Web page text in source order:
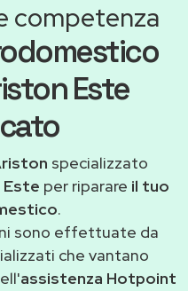
competenza
Este
specializzato
Este per riparare il tuo
.
sono effettuate da
che vantano
assistenza Hotpoint